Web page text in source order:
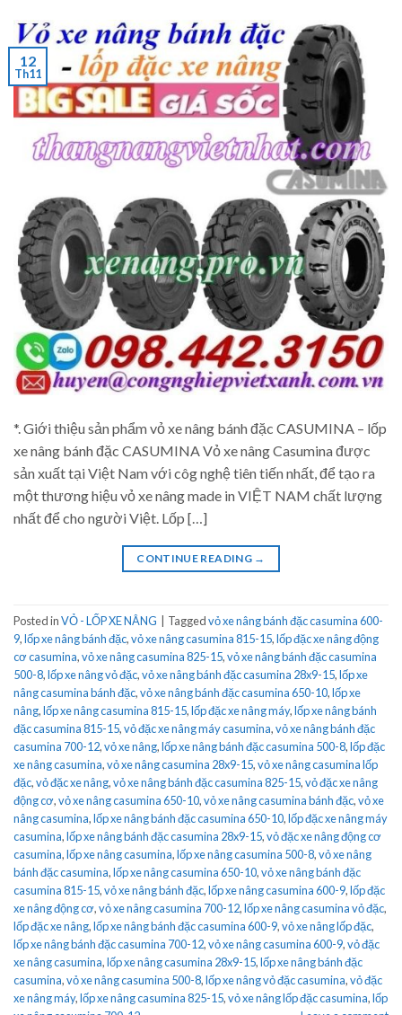
12
Th11
*. Giới thiệu sản phẩm vỏ xe nâng bánh đặc CASUMINA – lốp
xe nâng bánh đặc CASUMINA Vỏ xe nâng Casumina được
sản xuất tại Việt Nam với côg nghệ tiên tiến nhất, để tạo ra
một thương hiệu vỏ xe nâng made in VIỆT NAM chất lượng
nhất để cho người Việt. Lốp […]
CONTINUE READING →
Posted inVỎ - LỐP XE NÂNG Taggedvỏ xe nâng bánh đặc casumina 600-
9,lốp xe nâng bánh đặc,vỏ xe nâng casumina 815-15,lốp đặc xe nâng động
cơ casumina,vỏ xe nâng casumina 825-15,vỏ xe nâng bánh đặc casumina
500-8,lốp xe nâng vỏ đặc,vỏ xe nâng bánh đặc casumina 28x9-15,lốp xe
nâng casumina bánh đặc,vỏ xe nâng bánh đặc casumina 650-10,lốp xe
nâng,lốp xe nâng casumina 815-15,lốp đặc xe nâng máy,lốp xe nâng bánh
đặc casumina 815-15,vỏ đặc xe nâng máy casumina,vỏ xe nâng bánh đặc
casumina 700-12,vỏ xe nâng,lốp xe nâng bánh đặc casumina 500-8,lốp đặc
xe nâng casumina,vỏ xe nâng casumina 28x9-15,vỏ xe nâng casumina lốp
đặc,vỏ đặc xe nâng,vỏ xe nâng bánh đặc casumina 825-15,vỏ đặc xe nâng
động cơ,vỏ xe nâng casumina 650-10,vỏ xe nâng casumina bánh đặc,vỏ xe
nâng casumina,lốp xe nâng bánh đặc casumina 650-10,lốp đặc xe nâng máy
casumina,lốp xe nâng bánh đặc casumina 28x9-15,vỏ đặc xe nâng động cơ
casumina,lốp xe nâng casumina,lốp xe nâng casumina 500-8,vỏ xe nâng
bánh đặc casumina,lốp xe nâng casumina 650-10,vỏ xe nâng bánh đặc
casumina 815-15,vỏ xe nâng bánh đặc,lốp xe nâng casumina 600-9,lốp đặc
xe nâng động cơ,vỏ xe nâng casumina 700-12,lốp xe nâng casumina vỏ đặc,
lốp đặc xe nâng,lốp xe nâng bánh đặc casumina 600-9,vỏ xe nâng lốp đặc,
lốp xe nâng bánh đặc casumina 700-12,vỏ xe nâng casumina 600-9,vỏ đặc
xe nâng casumina,lốp xe nâng casumina 28x9-15,lốp xe nâng bánh đặc
casumina,vỏ xe nâng casumina 500-8,lốp xe nâng vỏ đặc casumina,vỏ đặc
xe nâng máy,lốp xe nâng casumina 825-15,vỏ xe nâng lốp đặc casumina,lốp